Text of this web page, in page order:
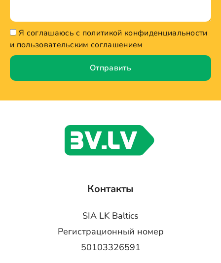
Я соглашаюсь с политикой конфиденциальности
и пользовательским соглашением
Отправить
Контакты
SIA LK Baltics
Регистрационный номер
50103326591